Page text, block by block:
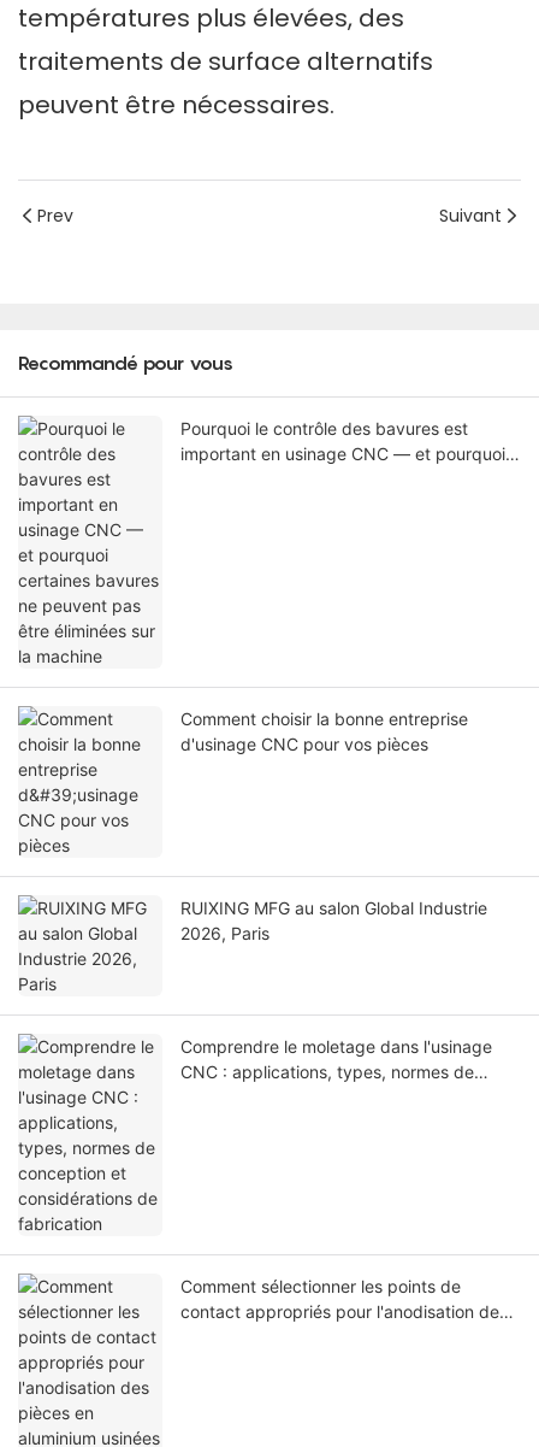
températures plus élevées, des
traitements de surface alternatifs
peuvent être nécessaires.
Prev Suivant
Recommandé pour vous
Pourquoi le contrôle des bavures est
important en usinage CNC — et pourquoi
Comment choisir la bonne entreprise
d'usinage CNC pour vos pièces
RUIXING MFG au salon Global Industrie
2026, Paris
Comprendre le moletage dans l'usinage
CNC : applications, types, normes de
Comment sélectionner les points de
contact appropriés pour l'anodisation des